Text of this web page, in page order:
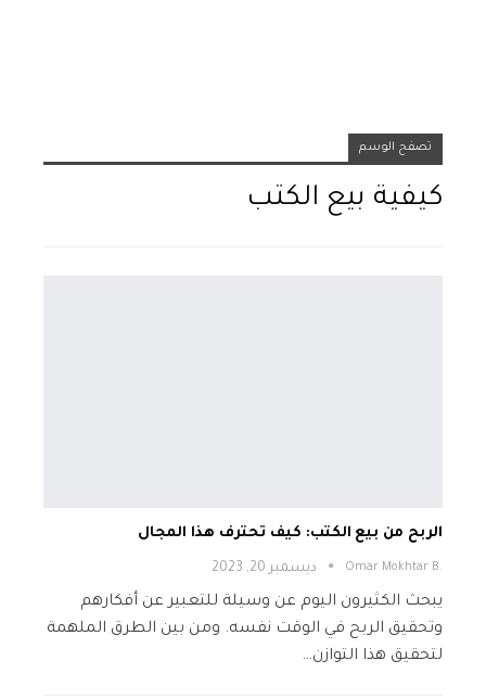
تصفح الوسم
كيفية بيع الكتب
الربح من بيع الكتب: كيف تحترف هذا المجال
.Omar Mokhtar B ديسمبر 20, 2023
يبحث الكثيرون اليوم عن وسيلة للتعبير عن أفكارهم
وتحقيق الربح في الوقت نفسه. ومن بين الطرق الملهمة
لتحقيق هذا التوازن…